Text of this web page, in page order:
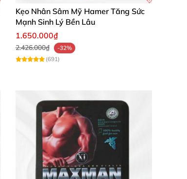
Kẹo Nhân Sâm Mỹ Hamer Tăng Sức
Mạnh Sinh Lý Bền Lâu
1.650.000₫
2.426.000₫
-32%
(691)